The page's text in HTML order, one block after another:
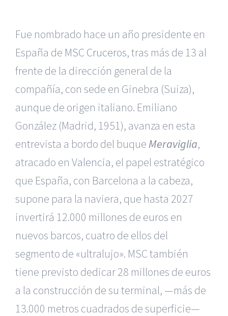
Fue nombrado hace un año presidente en
España de MSC Cruceros, tras más de 13 al
frente de la dirección general de la
compañía, con sede en Ginebra (Suiza),
aunque de origen italiano. Emiliano
González (Madrid, 1951), avanza en esta
entrevista a bordo del buque Meraviglia,
atracado en Valencia, el papel estratégico
que España, con Barcelona a la cabeza,
supone para la naviera, que hasta 2027
invertirá 12.000 millones de euros en
nuevos barcos, cuatro de ellos del
segmento de «ultralujo». MSC también
tiene previsto dedicar 28 millones de euros
a la construcción de su terminal, —más de
13.000 metros cuadrados de superficie—